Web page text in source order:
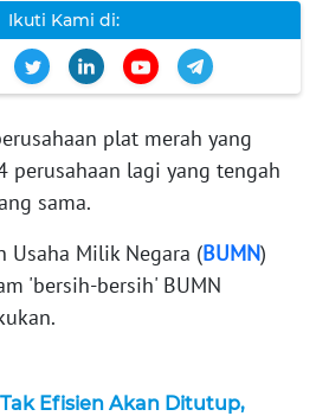
Ikuti Kami di:
plat merah yang
perusahaan lagi yang tengah
sama.
Usaha Milik Negara (BUMN)
'bersih-bersih' BUMN
Efisien Akan Ditutup,